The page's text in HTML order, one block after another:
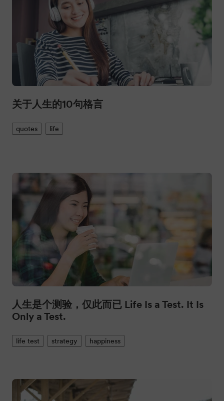
关于人生的10句格言
quotes life
人生是个测验，仅此而已 Life Is a Test. It Is
Only a Test.
life test strategy happiness